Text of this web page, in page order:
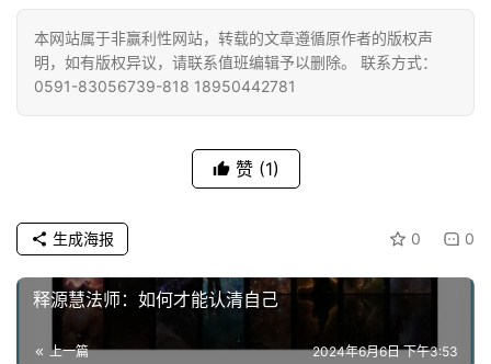
音
高
僧
乐
提
专
本网站属于非赢利性网站，转载的文章遵循原作者的版权声
明，如有版权异议，请联系值班编辑予以删除。 联系方式：
0591-83056739-818 18950442781
赞 (1)
0 0
生成海报
释源慧法师：如何才能认清自己
上一篇 2024年6月6日 下午3:53